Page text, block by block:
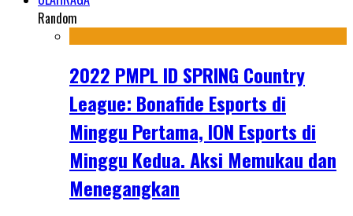
Random
2022 PMPL ID SPRING Country
League: Bonafide Esports di
Minggu Pertama, ION Esports di
Minggu Kedua. Aksi Memukau dan
Menegangkan